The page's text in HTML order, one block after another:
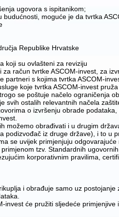
ugovora s ispitanikom;
moguće je da tvrtka
Republike Hrvatske
koji su ovlašteni za reviziju
račun tvrtke ASCOM-invest, za
s kojima tvrtka ASCOM-
koje tvrtka ASCOM-invest pruža
se poštuje načelo ograničenja
svih ostalih relevantnih načela
o izvršenju obrade
možemo obrađivati i u drugim
iz druge države), i to u
se uvijek primjenjuju
tzv. Standardnih
korporativnim pravilima,
i obrađuje samo uz
invest će pružiti sljedeće primjenjive